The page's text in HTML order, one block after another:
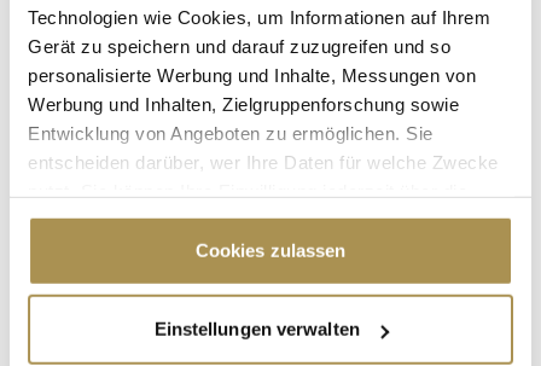
Technologien wie Cookies, um Informationen auf Ihrem
Gerät zu speichern und darauf zuzugreifen und so
personalisierte Werbung und Inhalte, Messungen von
Werbung und Inhalten, Zielgruppenforschung sowie
Entwicklung von Angeboten zu ermöglichen. Sie
entscheiden darüber, wer Ihre Daten für welche Zwecke
Cookie-Erklärung oder durch Klicken auf das Privacy
Trigger Symbol ändern oder widerrufen
Informationen über Ihre geografische Lage
Cookies zulassen
Einstellungen verwalten
knapp 106 Millionen Euro. Nach Angaben der Kommission
hatten beide...
NürnbergMesse plant Übernahme von Weka
Fachmedien
Die NürnbergMesse will Weka Fachmedien kaufen – ein Deal,
der die deutsche Messebranche aufhorchen lässt. Der Schritt
soll nicht nur eine langjährige Partnerschaft sichern, sondern
auch die Zukunft eines erfolgreichen Ökosystems gestalten.
Laut eines Berichts von Horizont plant die NürnbergMesse
die...